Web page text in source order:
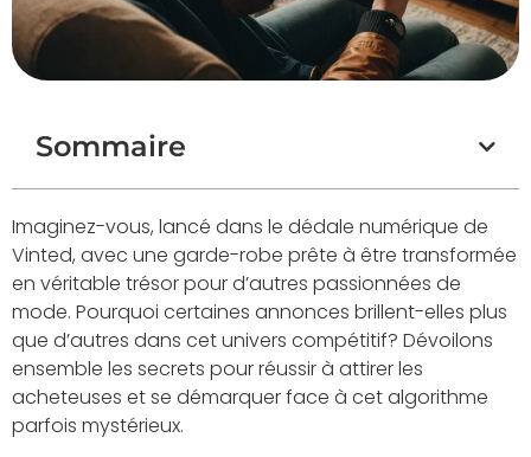
Sommaire
Imaginez-vous, lancé dans le dédale numérique de
Vinted, avec une garde-robe prête à être transformée
en véritable trésor pour d’autres passionnées de
mode. Pourquoi certaines annonces brillent-elles plus
que d’autres dans cet univers compétitif? Dévoilons
ensemble les secrets pour réussir à attirer les
acheteuses et se démarquer face à cet algorithme
parfois mystérieux.